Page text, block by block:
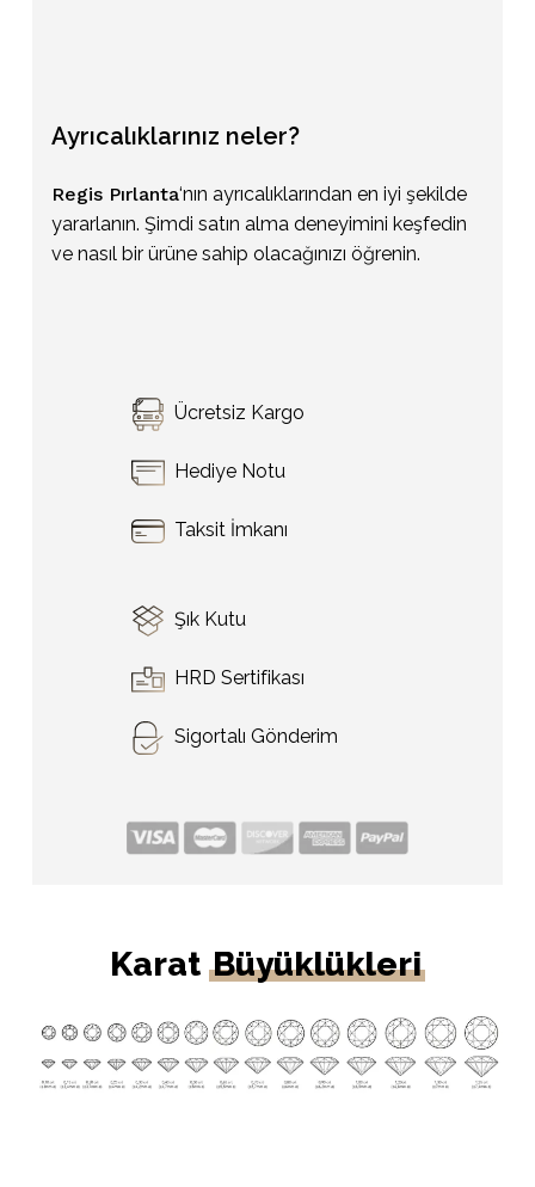
Sepetinizde ürün bulunmuyor.
Go To Shop
Ayrıcalıklarınız neler?
Regis Pırlanta‘nın ayrıcalıklarından en iyi şekilde
yararlanın. Şimdi satın alma deneyimini keşfedin
ve nasıl bir ürüne sahip olacağınızı öğrenin.
Ücretsiz Kargo
Hediye Notu
Taksit İmkanı
Şık Kutu
HRD Sertifikası
Sigortalı Gönderim
Karat Büyüklükleri